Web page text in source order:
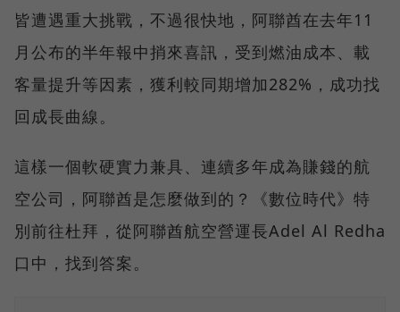
皆遭遇重大挑戰，不過很快地，阿聯酋在去年11
月公布的半年報中捎來喜訊，受到燃油成本、載
客量提升等因素，獲利較同期增加282%，成功找
回成長曲線。
這樣一個軟硬實力兼具、連續多年成為賺錢的航
空公司，阿聯酋是怎麼做到的？《數位時代》特
別前往杜拜，從阿聯酋航空營運長Adel Al Redha
口中，找到答案。